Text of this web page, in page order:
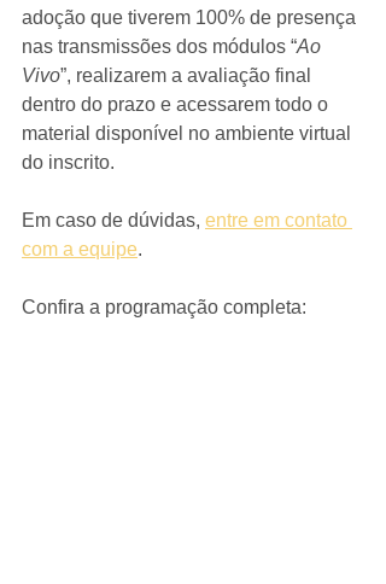
adoção que tiverem 100% de presença
nas transmissões dos módulos “Ao
Vivo”, realizarem a avaliação final
dentro do prazo e acessarem todo o
material disponível no ambiente virtual
do inscrito.
Em caso de dúvidas, entre em contato
com a equipe.
Confira a programação completa: